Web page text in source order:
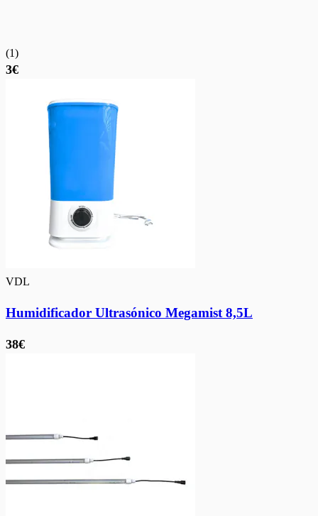
(1)
3€
VDL
Humidificador Ultrasónico Megamist 8,5L
38€